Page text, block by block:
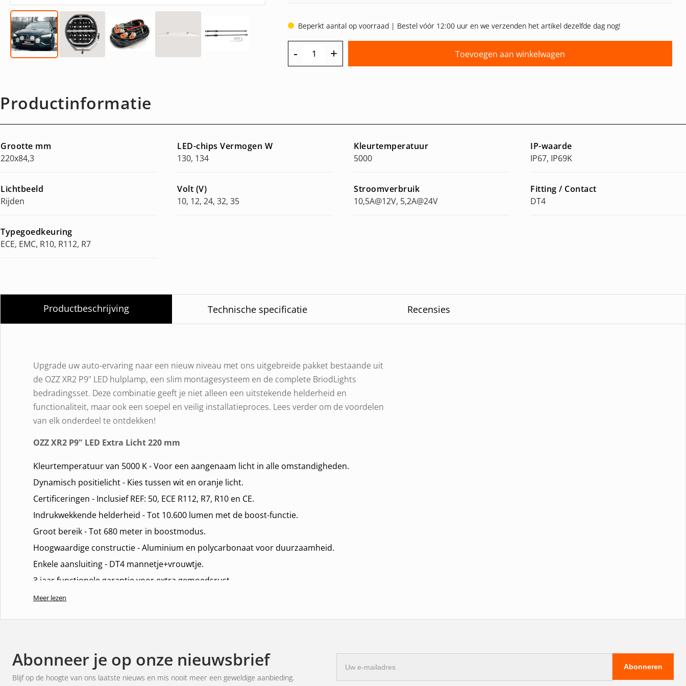
Beperkt aantal op voorraad | Bestel vóór 12:00 uur en we verzenden het artikel dezelfde dag nog!
- + Toevoegen aan winkelwagen
Productinformatie
Grootte mm
220x84,3
LED-chips Vermogen W
130, 134
Kleurtemperatuur
5000
IP-waarde
IP67, IP69K
Lichtbeeld
Rijden
Volt (V)
10, 12, 24, 32, 35
Stroomverbruik
10,5A@12V, 5,2A@24V
Fitting / Contact
DT4
Typegoedkeuring
ECE, EMC, R10, R112, R7
Productbeschrijving Technische specificatie Recensies
Upgrade uw auto-ervaring naar een nieuw niveau met ons uitgebreide pakket bestaande uit
de OZZ XR2 P9" LED hulplamp, een slim montagesysteem en de complete BriodLights
bedradingsset. Deze combinatie geeft je niet alleen een uitstekende helderheid en
functionaliteit, maar ook een soepel en veilig installatieproces. Lees verder om de voordelen
van elk onderdeel te ontdekken!
OZZ XR2 P9" LED Extra Licht 220 mm
Kleurtemperatuur van 5000 K - Voor een aangenaam licht in alle omstandigheden.
Dynamisch positielicht - Kies tussen wit en oranje licht.
Certificeringen - Inclusief REF: 50, ECE R112, R7, R10 en CE.
Indrukwekkende helderheid - Tot 10.600 lumen met de boost-functie.
Groot bereik - Tot 680 meter in boostmodus.
Hoogwaardige constructie - Aluminium en polycarbonaat voor duurzaamheid.
Enkele aansluiting - DT4 mannetje+vrouwtje.
3 jaar functionele garantie voor extra gemoedsrust.
Slim montagesysteem
Hoogwaardige materialen - langdurige duurzaamheid en betrouwbare prestaties.
Eenvoudige en probleemloze installatie - geen ingewikkeld proces.
Meer lezen
Abonneer je op onze nieuwsbrief
Blijf op de hoogte van ons laatste nieuws en mis nooit meer een geweldige aanbieding.
mailadres
Abonneren